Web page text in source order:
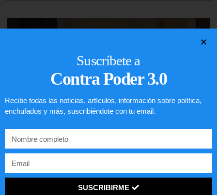
Comunistas no son bienvenidos en
EE.UU.
Suscríbete a
Contra Poder 3.0
Recibe todas las noticias, artículos, información sobre política,
enchufados y más, suscribiéndote con tu email.
SUSCRIBIRME